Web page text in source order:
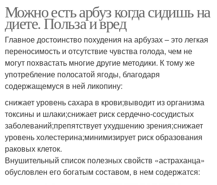
Можно есть арбуз когда сидишь на
диете. Польза и вред
Главное достоинство похудения на арбузах – это легкая
переносимость и отсутствие чувства голода, чем не
могут похвастать многие другие методики. К тому же
употребление полосатой ягоды, благодаря
содержащемуся в ней ликопину:
снижает уровень сахара в крови;выводит из организма
токсины и шлаки;снижает риск сердечно-сосудистых
заболеваний;препятствует ухудшению зрения;снижает
уровень холестерина;минимизирует риск образования
раковых клеток.
Внушительный список полезных свойств «астраханца»
обусловлен его богатым составом, в нем содержатся: